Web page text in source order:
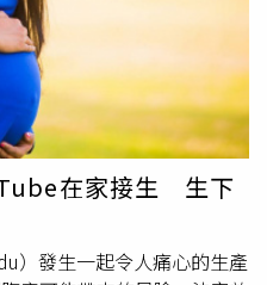
均已死亡；吳女則送醫急救
女案發前並無身心疾病就醫
力，雖因婚姻破裂承受壓
卻為發洩怨恨、滿足個人情
生子女，犯罪情節重大，對
，合議庭也考量吳女沒有前
，認為透過長期監禁及監所
，尚未達必須永久與社會隔
兩個成年人故意對兒童犯殺
在家接生 生下
）發生一起令人痛心的生產